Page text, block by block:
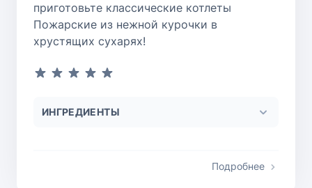
приготовьте классические котлеты
Пожарские из нежной курочки в
хрустящих сухарях!
ИНГРЕДИЕНТЫ
Подробнее